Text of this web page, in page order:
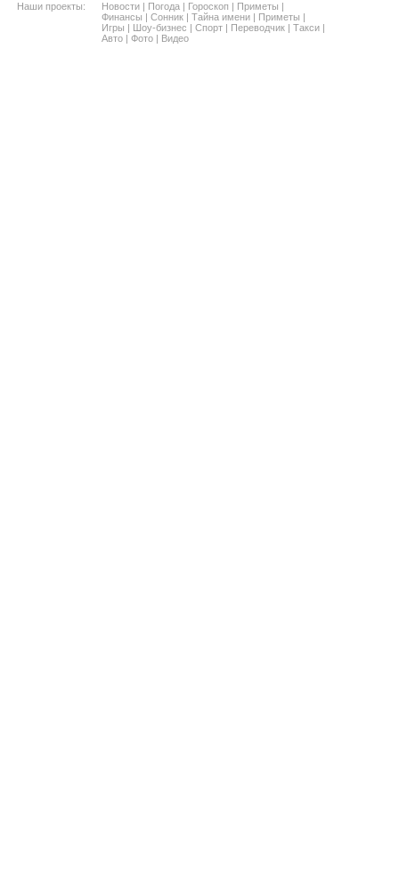
Наши проекты:
Новости Погода Гороскоп Приметы
Финансы
Сонник Тайна имени Приметы
Игры
Шоу-бизнес Спорт Переводчик Такси
Авто
Фото Видео